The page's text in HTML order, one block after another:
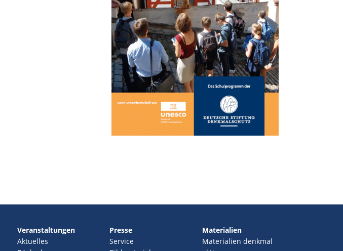
Veranstaltungen
Aktuelles
Presse
Service
Materialien
Materialien denkmal